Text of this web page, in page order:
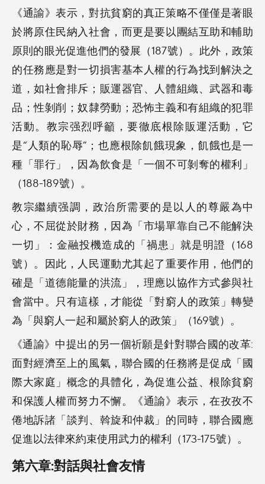
《通諭》表示，對抗貧窮的真正策略不僅僅是著眼
於將原住民納入社會，而更是要以團結互助和輔助
原則的眼光促進他們的發展（187號）。此外，政策
的任務應是對一切損害基本人權的行為找到解決之
道，如社會排斥；販運器官、人體組織、武器和毒
品；性剝削；奴隸勞動；恐怖主義和有組織的犯罪
活動。教宗强烈呼籲，要徹底根除販運活動，它
是“人類的恥辱”；也應根除飢餓現象，飢餓也是一
種「罪行」，因為飲食是「一個不可剝奪的權利」
（188-189號）。
教宗繼續强調，政治所需要的是以人的尊嚴為中
心，不屈從於財務，因為「市場單靠自己不能解決
一切」：金融投機造成的「禍患」就是明證（168
號）。因此，人民運動尤其起了重要作用，他們的
確是「道德能量的洪流」，理應以協作方式參與社
會當中。只有這樣，才能從「對窮人的政策」轉變
為「與窮人一起和屬於窮人的政策」（169號）。
《通諭》中提出的另一個祈願是針對聯合國的改革:
面對經濟至上的風氣，聯合國的任務將是促成「國
際大家庭」概念的具體化，為促進公益、根除貧窮
和保護人權而努力不懈。《通諭》表示，在孜孜不
倦地訴諸「談判、斡旋和仲裁」的同時，聯合國應
促進以法律來約束使用武力的權利（173-175號）。
第六章:對話與社會友情